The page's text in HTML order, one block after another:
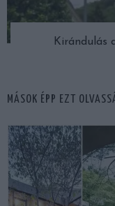
Kirándulás
MÁSOK ÉPP EZT